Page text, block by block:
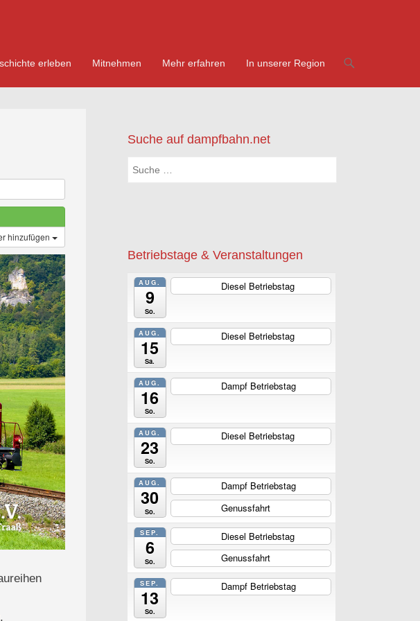
erleben Mitnehmen Mehr erfahren In unserer Region
hinzufügen
.
Suche auf dampfbahn.net
Suchen
Betriebstage & Veranstaltungen
AUG.
9
So.
Diesel Betriebstag
AUG.
15
Sa.
Diesel Betriebstag
AUG.
16
So.
Dampf Betriebstag
AUG.
23
So.
Diesel Betriebstag
AUG.
30
So.
Dampf Betriebstag
Genussfahrt
SEP.
6
So.
Diesel Betriebstag
Genussfahrt
SEP.
13
So.
Dampf Betriebstag